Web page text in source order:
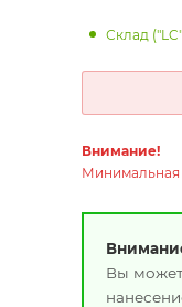
Склад
Внимание!
Минимальная
Вы